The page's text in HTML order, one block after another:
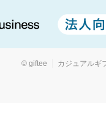
© giftee カジュアルギ